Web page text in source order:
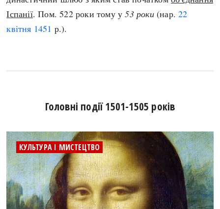
Іспанії. Пом. 522 роки тому у53 роки(нар.22
квітня 1451 р.).
Головні події 1501-1505 років
КУЛЬТУРА І МИСТЕЦТВО